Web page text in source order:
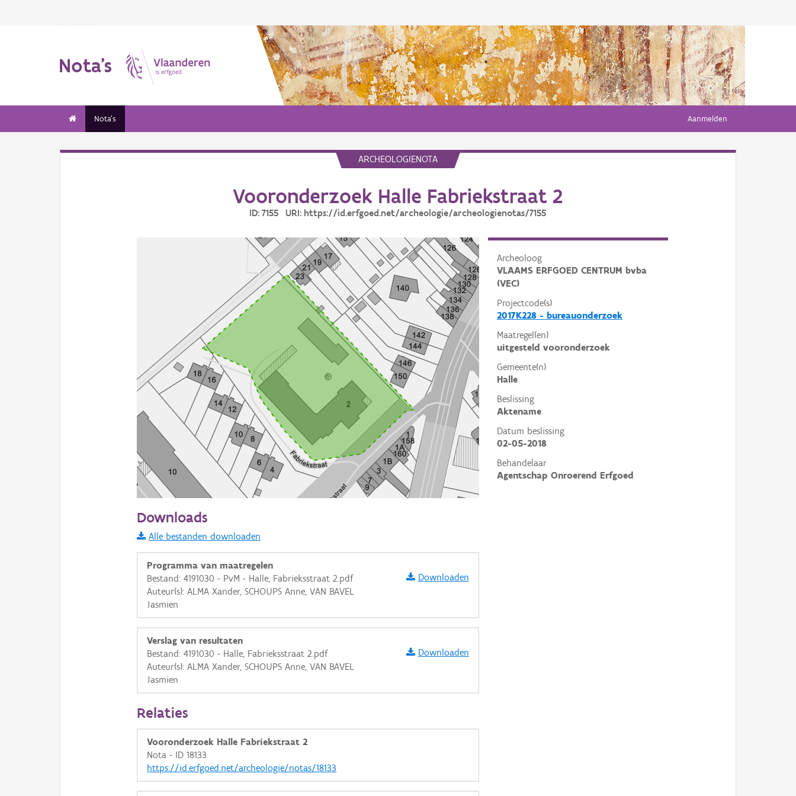
Nota's
Nota's Aanmelden
ARCHEOLOGIENOTA
Vooronderzoek Halle Fabriekstraat 2
ID: 7155 URI: https://id.erfgoed.net/archeologie/archeologienotas/7155
Archeoloog
VLAAMS ERFGOED CENTRUM bvba
(VEC)
Projectcode(s)
2017K228 - bureauonderzoek
Maatregel(en)
uitgesteld vooronderzoek
Gemeente(n)
Halle
Beslissing
Aktename
Datum beslissing
02-05-2018
Behandelaar
Agentschap Onroerend Erfgoed
Informatie Vlaanderen
i
+ −
Basis Lagen
OSM-Basiskaart
Ortho
GRB-Basiskaart
GRB-Basiskaart in grijswaarden
Downloads
Alle bestanden downloaden
Programma van maatregelen
Bestand: 4191030 - PvM - Halle, Fabrieksstraat 2.pdf
Auteur(s): ALMA Xander, SCHOUPS Anne, VAN BAVEL
Jasmien
Downloaden
Verslag van resultaten
Bestand: 4191030 - Halle, Fabrieksstraat 2.pdf
Auteur(s): ALMA Xander, SCHOUPS Anne, VAN BAVEL
Jasmien
Downloaden
Relaties
Vooronderzoek Halle Fabriekstraat 2
Nota - ID 18133
https://id.erfgoed.net/archeologie/notas/18133